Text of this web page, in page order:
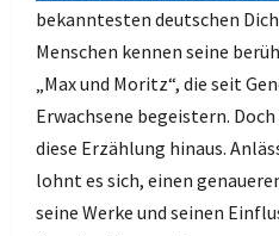
bekanntesten deutschen
Menschen kennen seine
„Max und Moritz“, die seit
Erwachsene begeistern.
diese Erzählung hinaus.
lohnt es sich, einen
seine Werke und seinen